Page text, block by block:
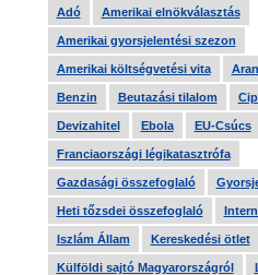
Adó Amerikai elnökválasztás
Amerikai gyorsjelentési szezon
Amerikai költségvetési vita
Benzin Beutazási tilalom
Devizahitel Ebola EU-Csúcs
Franciaországi légikatasztrófa
Gazdasági összefoglaló
Heti tőzsdei összefoglaló
Iszlám Állam Kereskedési ötlet
Külföldi sajtó Magyarországról